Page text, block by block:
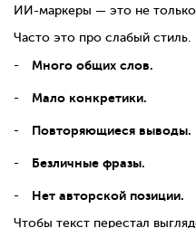
ИИ-маркеры — это не
Часто это про слабый стиль.
Много общих слов.
Мало конкретики.
Повторяющиеся выводы.
Безличные фразы.
Нет авторской позиции.
Чтобы текст перестал